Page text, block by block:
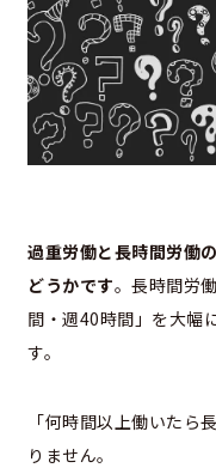
過重労働と長時間労働
どうかです。長時間労
間・週40時間」を大幅
す。
「何時間以上働いたら
りません。